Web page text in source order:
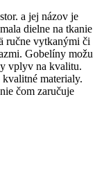
a jej názov je
dielne na tkanie
ručne vytkanými či
Gobelíny možu
vplyv na kvalitu.
materialy.
čom zaručuje